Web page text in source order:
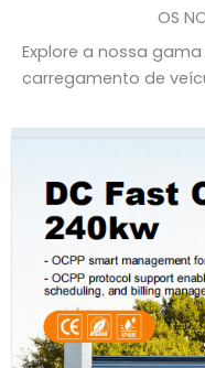
OS
Explore a nossa
carregamento de